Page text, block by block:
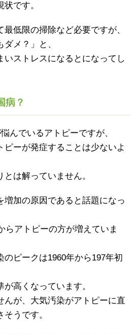
です。
低限の掃除など必要ですが、
ダメ？」と、
いストレスになるとになってし
病？
んでいるアトピーですが、
ピーが発症することは少ないよ
は解っていません。
増加の原因であると話題になっ
らアトピーの方が増えていま
のピークは1960年から197年初
高くなっています。
んが、大気汚染がアトピーに直
うです。